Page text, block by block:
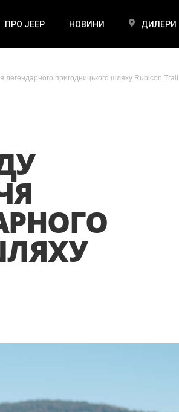
ПРО JEEP НОВИНИ ДИЛЕРИ
легендарного пригодницького шляху Rubicon Trail